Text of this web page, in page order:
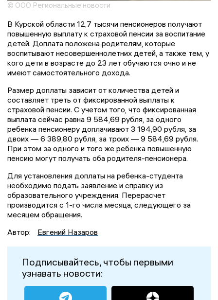
© ООО Региональные новости
В Курской области 12,7 тысячи пенсионеров получают
повышенную выплату к страховой пенсии за воспитание
детей. Доплата положена родителям, которые
воспитывают несовершеннолетних детей, а также тем, у
кого дети в возрасте до 23 лет обучаются очно и не
имеют самостоятельного дохода.
Размер доплаты зависит от количества детей и
составляет треть от фиксированной выплаты к
страховой пенсии. С учетом того, что фиксированная
выплата сейчас равна 9 584,69 рубля, за одного
ребенка пенсионеру доплачивают 3 194,90 рубля, за
двоих — 6 389,80 рубля, за троих — 9 584,69 рубля.
При этом за одного и того же ребенка повышенную
пенсию могут получать оба родителя-пенсионера.
Для установления доплаты на ребенка-студента
необходимо подать заявление и справку из
образовательного учреждения. Перерасчет
производится с 1-го числа месяца, следующего за
месяцем обращения.
Автор:
Евгений Назаров
Подписывайтесь, чтобы первыми
узнавать новости: